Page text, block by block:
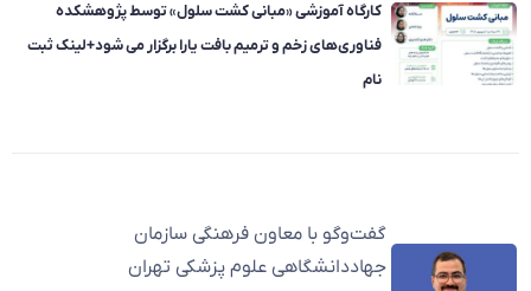
کارگاه آموزشی «مبانی کشت سلول» توسط پژوهشکده
فناوری‌های زخم و ترمیم بافت یارا برگزار می شود+لینک ثبت
نام
گفت‌وگو با معاون فرهنگی سازمان
جهاددانشگاهی علوم پزشکی تهران